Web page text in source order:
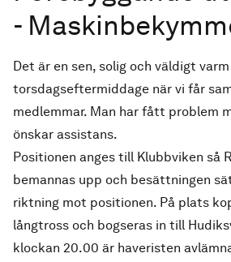
-
Det är en sen, solig och väldigt varm
torsdagseftermiddage när vi får
medlemmar. Man har fått problem
önskar assistans.
Positionen anges till Klubbviken så
bemannas upp och besättningen
riktning mot positionen. På plats
långtross och bogseras in till
klockan 20.00 är haveristen